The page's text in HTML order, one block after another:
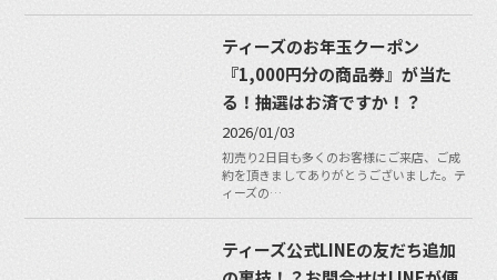
ティーズのお年玉クーポン
『1,000円分の商品券』が当た
る！抽選はお済ですか！？
2026/01/03
初売り2日目も多くのお客様にご来店、ご成
約を頂きましてありがとうございました。テ
ィーズの…
ティーズ公式LINEの友だち追加